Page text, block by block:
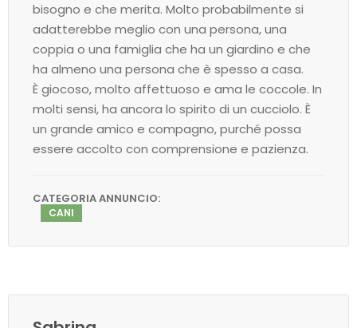
bisogno e che merita. Molto probabilmente si
adatterebbe meglio con una persona, una
coppia o una famiglia che ha un giardino e che
ha almeno una persona che è spesso a casa.
È giocoso, molto affettuoso e ama le coccole. In
molti sensi, ha ancora lo spirito di un cucciolo. È
un grande amico e compagno, purché possa
essere accolto con comprensione e pazienza.
CATEGORIA ANNUNCIO:
CANI